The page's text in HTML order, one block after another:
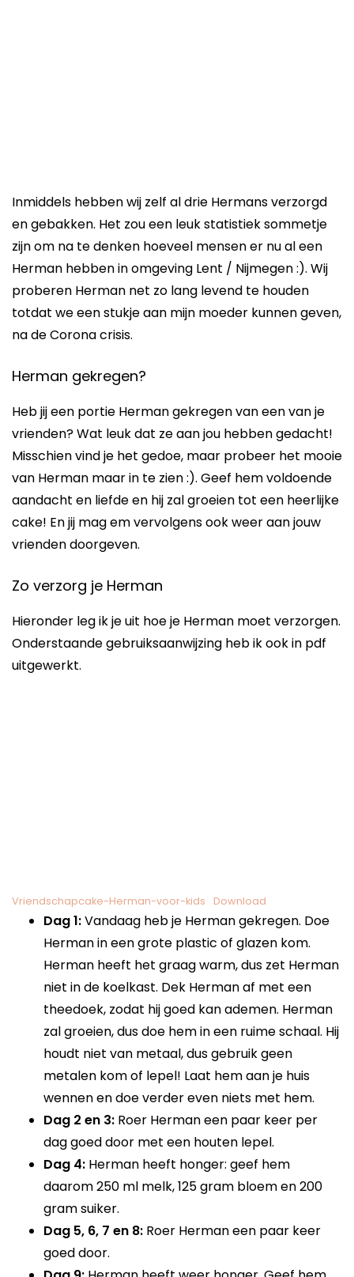
Inmiddels hebben wij zelf al drie Hermans verzorgd
en gebakken. Het zou een leuk statistiek sommetje
zijn om na te denken hoeveel mensen er nu al een
Herman hebben in omgeving Lent / Nijmegen :). Wij
proberen Herman net zo lang levend te houden
totdat we een stukje aan mijn moeder kunnen geven,
na de Corona crisis.
Herman gekregen?
Heb jij een portie Herman gekregen van een van je
vrienden? Wat leuk dat ze aan jou hebben gedacht!
Misschien vind je het gedoe, maar probeer het mooie
van Herman maar in te zien :). Geef hem voldoende
aandacht en liefde en hij zal groeien tot een heerlijke
cake! En jij mag em vervolgens ook weer aan jouw
vrienden doorgeven.
Zo verzorg je Herman
Hieronder leg ik je uit hoe je Herman moet verzorgen.
Onderstaande gebruiksaanwijzing heb ik ook in pdf
uitgewerkt.
Vriendschapcake-Herman-voor-kids Download
Dag 1:Vandaag heb je Herman gekregen. Doe
Herman in een grote plastic of glazen kom.
Herman heeft het graag warm, dus zet Herman
niet in de koelkast. Dek Herman af met een
theedoek, zodat hij goed kan ademen. Herman
zal groeien, dus doe hem in een ruime schaal. Hij
houdt niet van metaal, dus gebruik geen
metalen kom of lepel! Laat hem aan je huis
wennen en doe verder even niets met hem.
Dag 2 en 3: Roer Herman een paar keer per
dag goed door met een houten lepel.
Dag 4: Herman heeft honger: geef hem
daarom 250 ml melk, 125 gram bloem en 200
gram suiker.
Dag 5, 6, 7 en 8: Roer Herman een paar keer
goed door.